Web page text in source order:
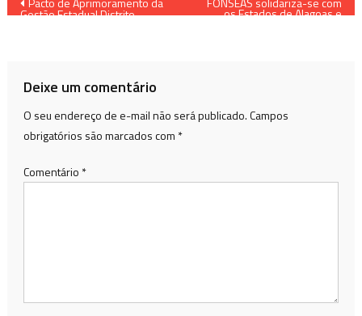
Gestão Estadual Distrito os Estados de Alagoas e
Deixe um comentário
O seu endereço de e-mail não será publicado.Campos
obrigatórios são marcados com *
Comentário *